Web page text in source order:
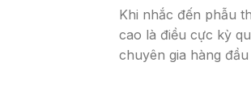
Khi nhắc đến phẫu
cao là điều cực kỳ
chuyên gia hàng